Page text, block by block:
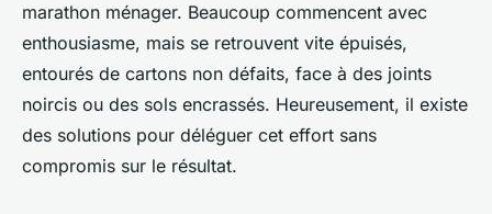
marathon ménager. Beaucoup commencent avec
enthousiasme, mais se retrouvent vite épuisés,
entourés de cartons non défaits, face à des joints
noircis ou des sols encrassés. Heureusement, il existe
des solutions pour déléguer cet effort sans
compromis sur le résultat.